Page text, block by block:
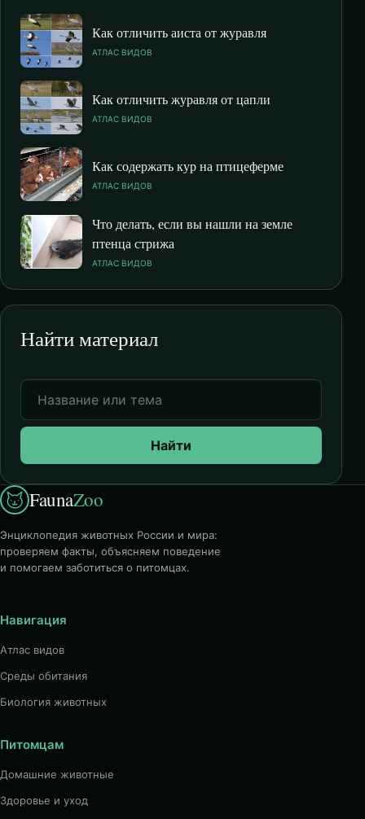
Как отличить аиста от журавля
АТЛАС ВИДОВ
Как отличить журавля от цапли
АТЛАС ВИДОВ
Как содержать кур на птицеферме
АТЛАС ВИДОВ
Что делать, если вы нашли на земле
птенца стрижа
АТЛАС ВИДОВ
Найти материал
Найти
FaunaZoo
Энциклопедия животных России и мира:
проверяем факты, объясняем поведение
и помогаем заботиться о питомцах.
Навигация
Атлас видов
Среды обитания
Биология животных
Питомцам
Домашние животные
Здоровье и уход